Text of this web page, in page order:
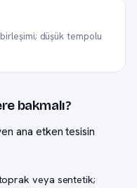
düşük tempolu
bakmalı?
ana etken tesisin
veya sentetik;